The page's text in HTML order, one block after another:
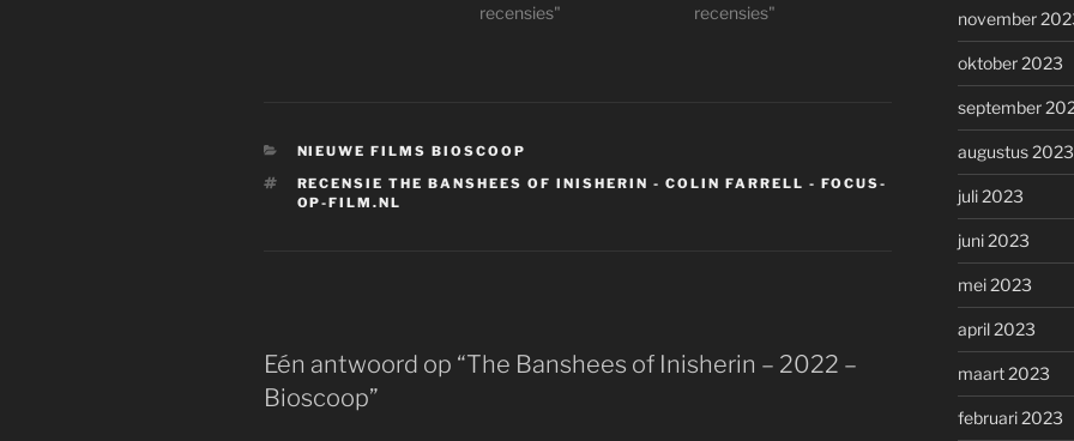
recensies"
recensies"
CATEGORIEËN
NIEUWE FILMS BIOSCOOP
TAGS
RECENSIE THE BANSHEES OF INISHERIN - COLIN FARRELL - FOCUS-
OP-FILM.NL
Eén antwoord op “The Banshees of Inisherin – 2022 –
Bioscoop”
november
oktober 2023
september
augustus 2023
juli 2023
juni 2023
mei 2023
april 2023
maart 2023
februari 2023